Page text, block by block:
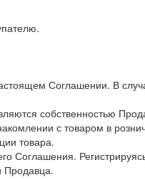
Соглашении. В
собственностью
с товаром в
товара.
Соглашения.
Продавца.